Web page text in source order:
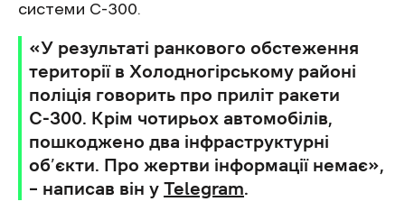
системи С-300.
«У результаті ранкового обстеження
території в Холодногірському районі
поліція говорить про приліт ракети
С-300. Крім чотирьох автомобілів,
пошкоджено два інфраструктурні
об’єкти. Про жертви інформації немає»,
– написав він у Telegram.